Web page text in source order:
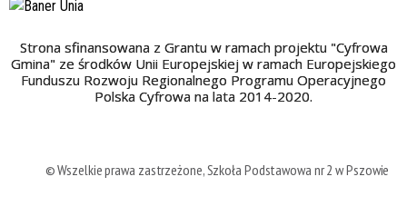
Strona sfinansowana z Grantu w ramach projektu "Cyfrowa
Gmina" ze środków Unii Europejskiej w ramach Europejskiego
Funduszu Rozwoju Regionalnego Programu Operacyjnego
Polska Cyfrowa na lata 2014-2020.
© Wszelkie prawa zastrzeżone, Szkoła Podstawowa nr 2 w Pszowie